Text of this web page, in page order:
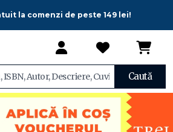
la comenzi de peste 149 lei!
Caută